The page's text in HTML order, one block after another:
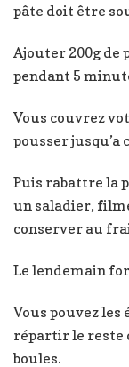
pâte doit être
Ajouter 200g de
pendant 5
Vous couvrez
pousser jusqu’a
Puis rabattre la
un saladier,
conserver au
Le lendemain
Vous pouvez les
répartir le reste
boules.